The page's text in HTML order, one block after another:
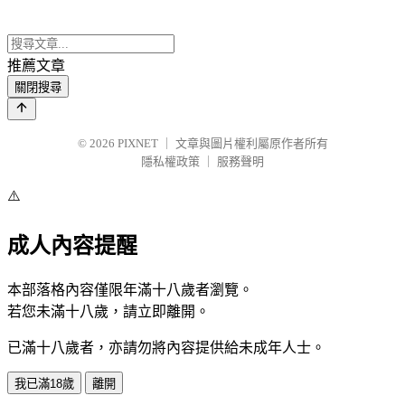
推薦文章
關閉搜尋
© 2026 PIXNET
文章與圖片權利屬原作者所有
隱私權政策
服務聲明
⚠️
成人內容提醒
本部落格內容僅限年滿十八歲者瀏覽。
若您未滿十八歲，請立即離開。
已滿十八歲者，亦請勿將內容提供給未成年人士。
我已滿18歲 離開